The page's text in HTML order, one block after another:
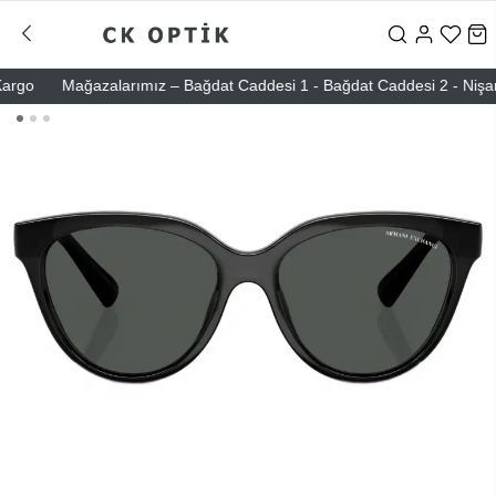
Mağazalarımız – Bağdat Caddesi 1 - Bağdat Caddesi 2 -